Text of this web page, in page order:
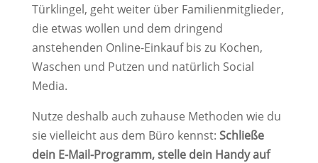
Türklingel, geht weiter über Familienmitglieder,
die etwas wollen und dem dringend
anstehenden Online-Einkauf bis zu Kochen,
Waschen und Putzen und natürlich Social
Media.
Nutze deshalb auch zuhause Methoden wie du
sie vielleicht aus dem Büro kennst: Schließe
dein E-Mail-Programm, stelle dein Handy auf